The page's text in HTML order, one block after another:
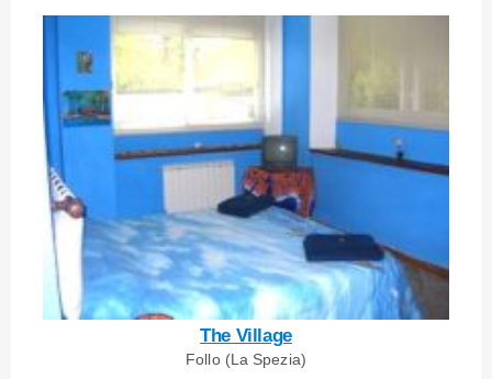
The Village
Follo (La Spezia)